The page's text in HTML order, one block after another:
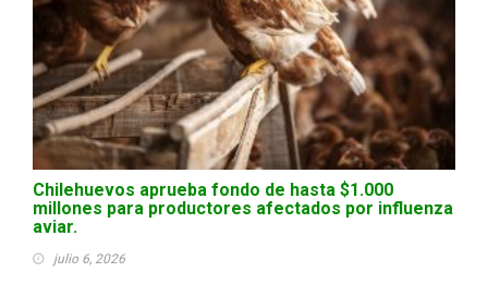
Chilehuevos aprueba fondo de hasta $1.000
millones para productores afectados por influenza
aviar.
julio 6, 2026